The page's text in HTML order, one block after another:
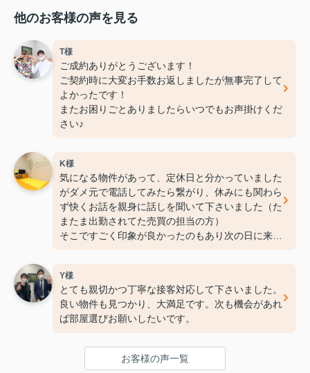
他のお客様の声を見る
T様
ご成約ありがとうございます！
ご契約時に大変お手数お返しましたが無事完了して
よかったです！
またお困りごとありましたらいつでもお声掛けくだ
さい♪
K様
気になる物件があって、定休日と分かっていました
がダメ元で電話してみたら繋がり、休みにも関わら
ず快くお話を親身に話しを聞いて下さいました（た
またま出勤されてた売買の担当の方）
そこですごく印象が良かったのもあり次の日に来店
子供の安全のこと、環境までの配慮、部屋の中の気
付かないアドバイス、メリットデメリットを分かり
やすく伝えて頂きました。
ただ紹介するだけではなく、プラスアルファの情報
すでにある物件ですが、どこでも同じ、ではなく担
当の方で変わるんだなと感じました。新生活のスタ
Y様
とても親切かつ丁寧な接客対応して下さいました。
良い物件も見つかり、大満足です。次も機会があれ
ば部屋選びお願いしたいです。
お客様の声一覧